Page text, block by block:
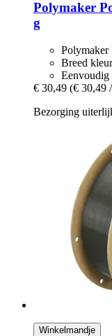
Polymaker
g
Polymaker
Breed
Eenvoudig
€ 30,49 (€ 30,49
Bezorging
Winkelmandje